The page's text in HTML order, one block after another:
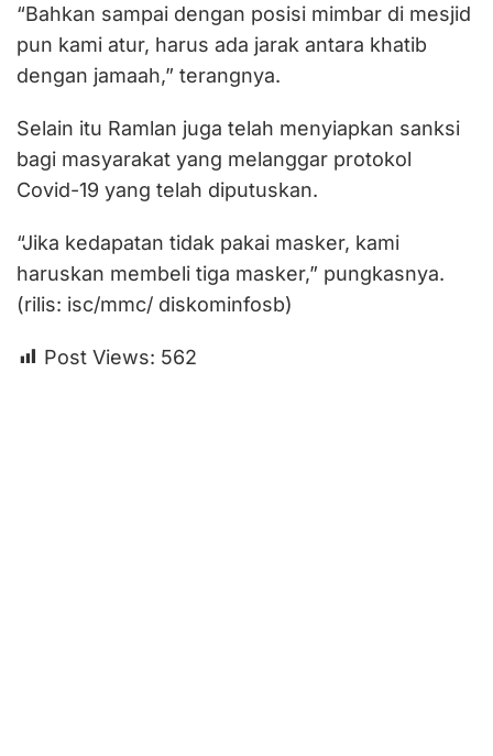
“Bahkan sampai dengan posisi mimbar di mesjid
pun kami atur, harus ada jarak antara khatib
dengan jamaah,” terangnya.
Selain itu Ramlan juga telah menyiapkan sanksi
bagi masyarakat yang melanggar protokol
Covid-19 yang telah diputuskan.
“Jika kedapatan tidak pakai masker, kami
haruskan membeli tiga masker,” pungkasnya.
(rilis: isc/mmc/ diskominfosb)
Post Views: 562